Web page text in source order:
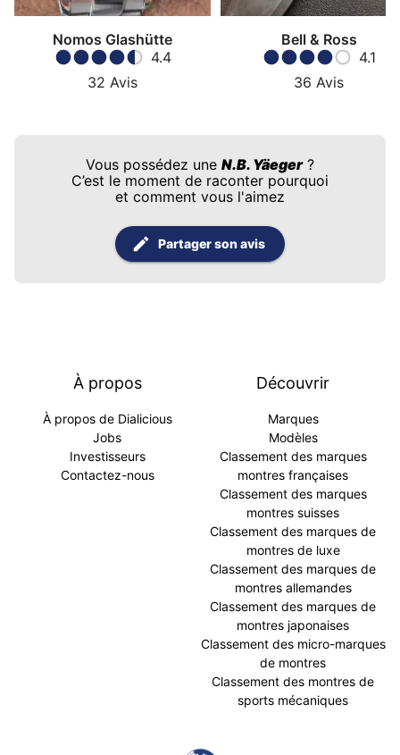
Nomos Glashütte
4.4
32 Avis
Bell & Ross
4.1
36 Avis
Vous possédez une N.B. Yäeger?
C’est le moment de raconter pourquoi
et comment vous l'aimez
Partager son avis
À propos
À propos de Dialicious
Jobs
Investisseurs
Contactez-nous
Découvrir
Marques
Modèles
Classement des marques
montres françaises
Classement des marques
montres suisses
Classement des marques de
montres de luxe
Classement des marques de
montres allemandes
Classement des marques de
montres japonaises
Classement des micro-marques
de montres
Classement des montres de
sports mécaniques